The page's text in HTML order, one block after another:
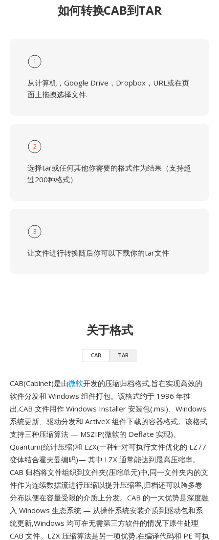
如何转换CAB到TAR
1
从计算机，Google Drive，Dropbox，URL或在页
面上拖拽选择文件.
2
选择tar或任何其他你需要的格式作为结果（支持超
过200种格式）
3
让文件进行转换随后你可以下载你的tar文件
关于格式
CAB TAR
CAB(Cabinet)是由微软开发的压缩归档格式,旨在实现高效的
软件分发和 Windows 组件打包。该格式约于 1996 年推
出,CAB 文件用作 Windows Installer 安装包(.msi)、Windows
系统更新、驱动分发和 ActiveX 组件下载的容器格式。该格式
支持三种压缩算法 — MSZIP(微软的 Deflate 实现)、
Quantum(统计压缩)和 LZX(一种针对可执行文件优化的 LZ77
变体结合霍夫曼编码)— 其中 LZX 通常能达到最高压缩率。
CAB 归档将文件组织到文件夹(压缩单元)中,同一文件夹内的文
件作为连续数据流进行压缩以提升压缩率,归档还可以跨多卷
分布以便在容量受限的介质上分发。CAB 的一大优势是深度融
入 Windows 生态系统 — 从操作系统安装介质到驱动包和系
统更新,Windows 均可在无需第三方软件的情况下原生处理
CAB 文件。LZX 压缩算法是另一项优势,在编译代码和 PE 可执